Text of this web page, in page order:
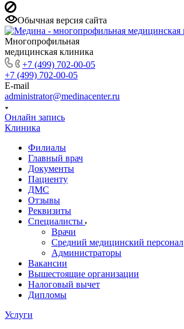
Обычная версия сайта
Многопрофильная
медицинская клиника
+7 (499) 702-00-05
+7 (499) 702-00-05
E-mail
administrator@medinacenter.ru
Онлайн запись
Клиника
Филиалы
Главный врач
Документы
Пациенту
ДМС
Отзывы
Реквизиты
Специалисты
Врачи
Средний медицинский персонал
Администраторы
Вакансии
Вышестоящие организации
Налоговый вычет
Дипломы
Услуги